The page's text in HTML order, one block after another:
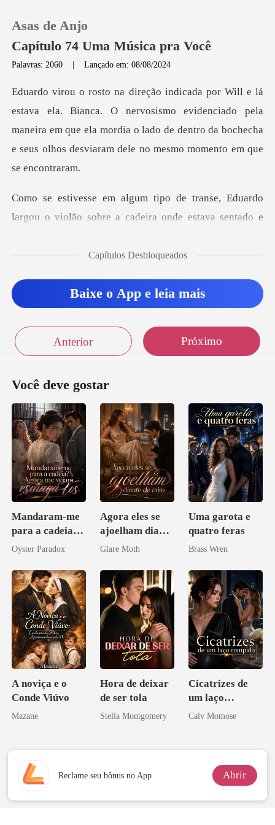
0
Sair
Asas de Anjo
Capítulo 74 Uma Música pra Você
Palavras: 2060 |Lançado em: 08/08/2024
O nervosismo evidenciado pela
maneira em que ela mordia o lado de dentro da
e, Eduardo
largou o violão sobre a cadei
Capítulos Desbloqueados
Baixe o App e leia mais
Anterior Próximo
Você deve gostar
Mandaram-me
para a cadeia?
Agora me
los
Oyster Paradox
Agora eles se
ajoelham diante
de mim
Glare Moth
Uma garota e
quatro feras
Brass Wren
A noviça e o
Conde Viúvo
Mazane
Hora de deixar
de ser tola
Stella Montgomery
Cicatrizes de
um laço
rompido
Calv Momose
Reclame seu bônus no App Abrir